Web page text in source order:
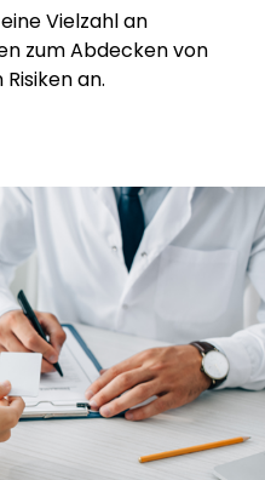
Vielzahl an
zum Abdecken von
an.